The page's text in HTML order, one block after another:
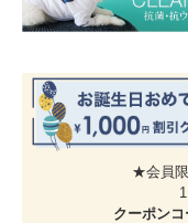
幅 1.2cm
★会員
クーポンコ